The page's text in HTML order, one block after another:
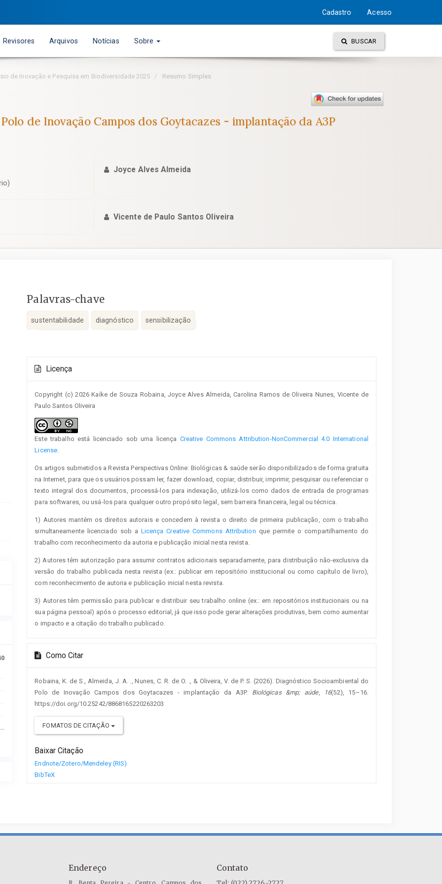
Cadastro Acesso
Revisores Arquivos Notícias Sobre BUSCAR
de Inovação e Pesquisa em Biodiversidade 2025 Resumo Simples
de Inovação Campos dos Goytacazes - implantação da A3P
Joyce Alves Almeida
Vicente de Paulo Santos Oliveira
Conteúdo
artigo
Palavras-chave
sustentabilidade diagnóstico sensibilização
Detalhes
do
Licença
Copyright (c) 2026 Kaíke de Souza Robaina, Joyce Alves Almeida, Carolina Ramos de Oliveira Nunes, Vicente de
Paulo Santos Oliveira
Este trabalho está licenciado sob uma licença Creative Commons Attribution-NonCommercial 4.0 International
License.
Os artigos submetidos a Revista Perspectivas Online: Biológicas & saúde serão disponibilizados de forma gratuita
na Internet, para que os usuários possam ler, fazer download, copiar, distribuir, imprimir, pesquisar ou referenciar o
texto integral dos documentos, processá-los para indexação, utilizá-los como dados de entrada de programas
para softwares, ou usá-los para qualquer outro propósito legal, sem barreira financeira, legal ou técnica.
1) Autores mantém os direitos autorais e concedem à revista o direito de primeira publicação, com o trabalho
simultaneamente licenciado sob a Licença Creative Commons Attribution que permite o compartilhamento do
trabalho com reconhecimento da autoria e publicação inicial nesta revista.
2) Autores têm autorização para assumir contratos adicionais separadamente, para distribuição não-exclusiva da
versão do trabalho publicada nesta revista (ex.: publicar em repositório institucional ou como capítulo de livro),
com reconhecimento de autoria e publicação inicial nesta revista.
3) Autores têm permissão para publicar e distribuir seu trabalho online (ex.: em repositórios institucionais ou na
sua página pessoal) após o processo editorial, já que isso pode gerar alterações produtivas, bem como aumentar
o impacto e a citação do trabalho publicado.
Como Citar
Robaina, K. de S., Almeida, J. A. ., Nunes, C. R. de O. ., & Oliveira, V. de P. S. (2026). Diagnóstico Socioambiental do
Polo de Inovação Campos dos Goytacazes - implantação da A3P. Biológicas &mp; aúde, 16(52), 15–16.
https://doi.org/10.25242/8868165220263203
FOMATOS DE CITAÇÃO
Baixar Citação
Endnote/Zotero/Mendeley (RIS)
BibTeX
Endereço Contato